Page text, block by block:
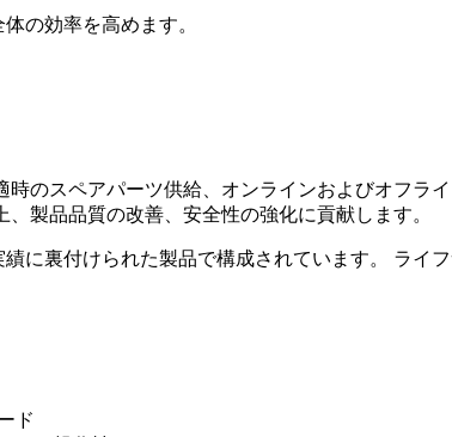
の効率を高めます。
のスペアパーツ供給、オンラインおよびオフ
製品品質の改善、安全性の強化に貢献します。
に裏付けられた製品で構成されています。
ライ
ド